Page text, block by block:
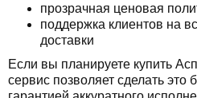
прозрачная ценовая
поддержка клиентов на
доставки
Если вы планируете купить
сервис позволяет сделать это